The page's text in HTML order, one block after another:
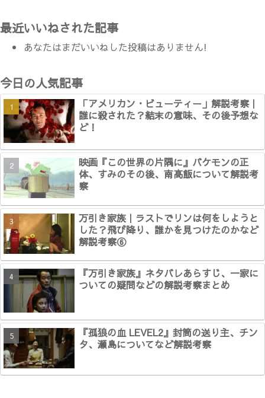
最近いいねされた記事
あなたはまだいいねした投稿はありません!
今日の人気記事
「アメリカン・ビューティー」解説考察｜
誰に殺された？結末の意味、その後予想な
ど！
映画『この世界の片隅に』バケモンの正
体、すみのその後、南高飯について解説考
察
万引き家族｜ラストでリンは何をしようと
した？飛び降り、誰かを見つけたのかなど
解説考察⑥
『万引き家族』ネタバレあらすじ、一家に
ついての疑問などの解説考察まとめ
『孤狼の血 LEVEL2』封筒の送り主、チン
タ、瀬島についてなど解説考察